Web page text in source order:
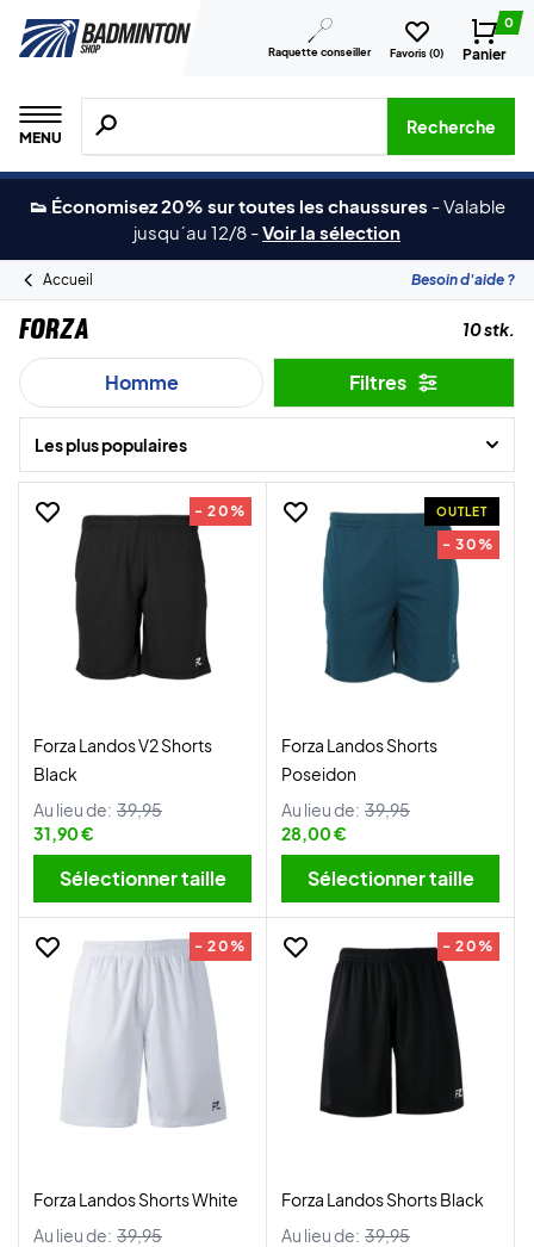
Raquette conseiller Favoris (0)
0
Panier
MENU
Recherche de produits, de marques, etc.
Recherche
👟 Économisez 20% sur toutes les chaussures -Valable
jusqu´au 12/8 -Voir la sélection
Accueil Besoin d'aide ?
Forza 10 stk.
Homme Filtres
Les plus populaires
- 20%
Forza Landos V2 Shorts
Black
Au lieu de: 39,95
31,90 €
Sélectionner taille
OUTLET
- 30%
Forza Landos Shorts
Poseidon
Au lieu de: 39,95
28,00 €
Sélectionner taille
- 20%
Forza Landos Shorts White
Au lieu de: 39,95
- 20%
Forza Landos Shorts Black
Au lieu de: 39,95